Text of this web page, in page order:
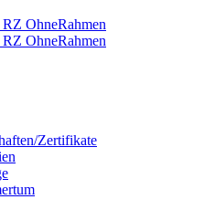
Zertifikate